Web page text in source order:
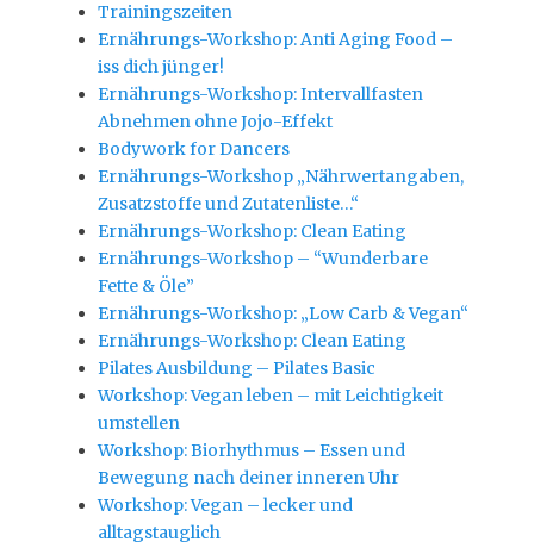
Trainingszeiten
Ernährungs-Workshop: Anti Aging Food –
iss dich jünger!
Ernährungs-Workshop: Intervallfasten
Abnehmen ohne Jojo-Effekt
Bodywork for Dancers
Ernährungs-Workshop „Nährwertangaben,
Zusatzstoffe und Zutatenliste…“
Ernährungs-Workshop: Clean Eating
Ernährungs-Workshop – “Wunderbare
Fette & Öle”
Ernährungs-Workshop: „Low Carb & Vegan“
Ernährungs-Workshop: Clean Eating
Pilates Ausbildung – Pilates Basic
Workshop: Vegan leben – mit Leichtigkeit
umstellen
Workshop: Biorhythmus – Essen und
Bewegung nach deiner inneren Uhr
Workshop: Vegan – lecker und
alltagstauglich